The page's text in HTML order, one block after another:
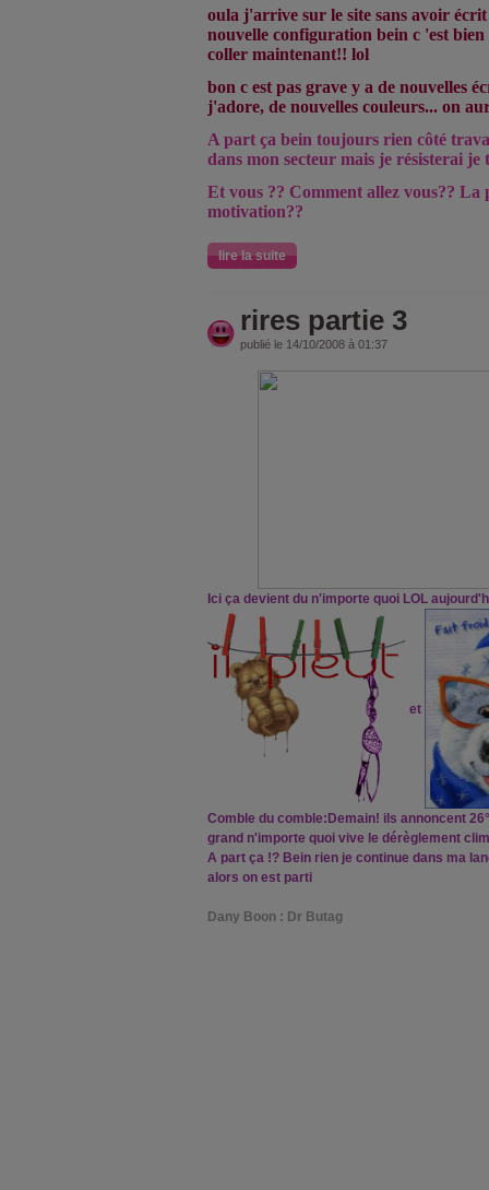
oula j'arrive sur le site sans avoir
nouvelle configuration bein c 'est bien
coller maintenant!! lol
bon c est pas grave y a de nouvelles
j'adore, de nouvelles couleurs... on
A part ça bein toujours rien côté
dans mon secteur mais je résisterai
Et vous ?? Comment allez vous??
motivation??
lire la suite
rires partie 3
publié le 14/10/2008 à 01:37
Ici ça devient du n'importe quoi LOL
et
Comble du comble:Demain! ils annoncent
grand n'importe quoi vive le dérèglement
A part ça !? Bein rien je continue dans ma
alors on est parti
Dany Boon : Dr Butag